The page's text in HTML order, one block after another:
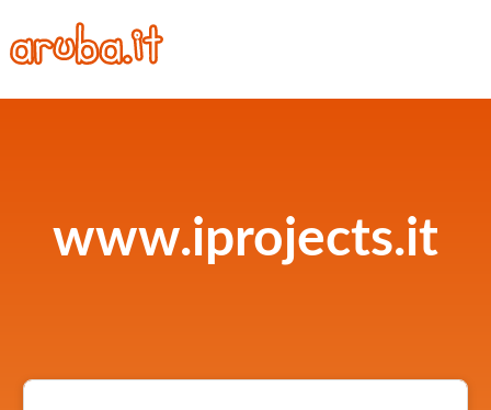
www.iprojects.it